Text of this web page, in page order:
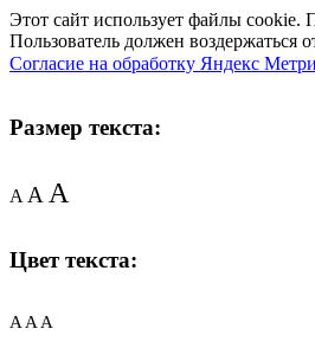
Этот сайт использует файлы cookie.
Пользователь должен воздержаться
Согласие на обработку Яндекс
Размер текста:
AAA
Цвет текста:
A A A